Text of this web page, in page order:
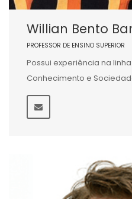
Willian Bento
PROFESSOR DE ENSINO SUPERIOR
Possui experiência na
Conhecimento e